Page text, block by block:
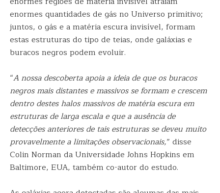
enormes quantidades de gás no Universo primitivo;
juntos, o gás e a matéria escura invisível, formam
estas estruturas do tipo de teias, onde galáxias e
buracos negros podem evoluir.
“A nossa descoberta apoia a ideia de que os buracos
negros mais distantes e massivos se formam e crescem
dentro destes halos massivos de matéria escura em
estruturas de larga escala e que a ausência de
detecções anteriores de tais estruturas se deveu muito
provavelmente a limitações observacionais,” disse
Colin Norman da Universidade Johns Hopkins em
Baltimore, EUA, também co-autor do estudo.